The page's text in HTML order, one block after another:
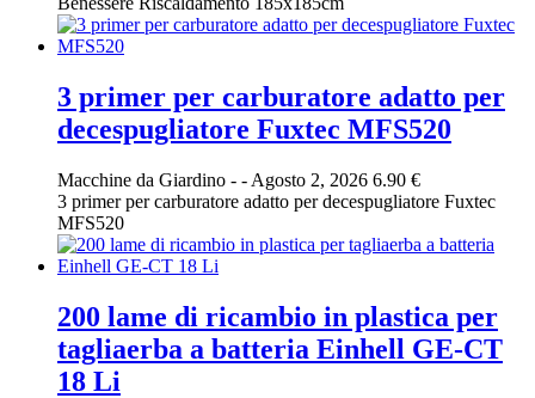
3 primer per carburatore adatto per
decespugliatore Fuxtec MFS520
Macchine da Giardino - - Agosto 2, 2026 6.90 €
3 primer per carburatore adatto per decespugliatore Fuxtec
MFS520
200 lame di ricambio in plastica per
tagliaerba a batteria Einhell GE-CT
18 Li